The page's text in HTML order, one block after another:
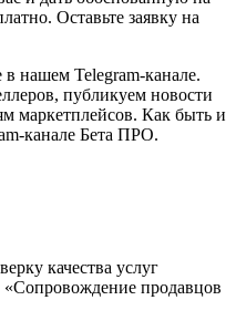
Оставьте заявку на
нашем Telegram-канале.
публикуем новости
маркетплейсов. Как быть и
канале Бета ПРО.
качества услуг
продавцов